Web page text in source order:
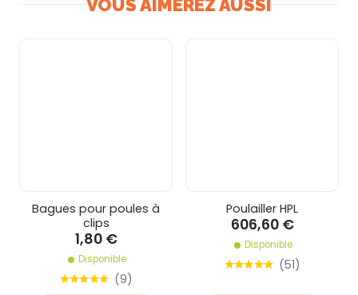
VOUS AIMEREZ AUSSI
Bagues pour poules à
clips
1,80 €
Disponible
(9)
Poulailler HPL
606,60 €
Disponible
(51)